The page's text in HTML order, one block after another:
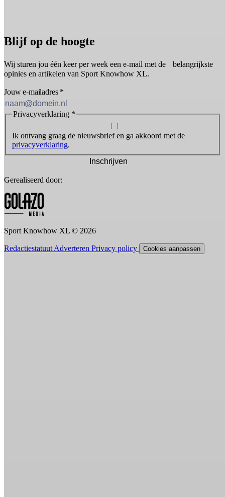
Blijf op de hoogte
Wij sturen jou één keer per week een e-mail met de belangrijkste
opinies en artikelen van Sport Knowhow XL.
Jouw e-mailadres *
Privacyverklaring *
Ik ontvang graag de nieuwsbrief en ga akkoord met de
privacyverklaring.
Inschrijven
Gerealiseerd door:
Sport Knowhow XL © 2026
Redactiestatuut Adverteren Privacy policy Cookies aanpassen